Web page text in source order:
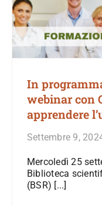
In
webinar con
apprendere
Settembre 9,
Mercoledì 25
Biblioteca
(BSR) [...]